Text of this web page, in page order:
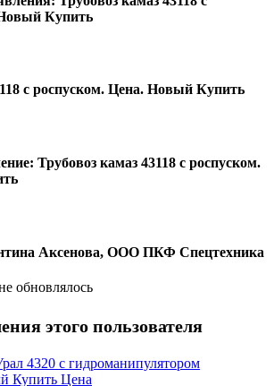
Купить
с роспуском. Цена. Новый Купить
Трубовоз камаз 43118 с роспуском.
Аксенова, ООО ПКФ Спецтехника
обновлялось
этого пользователя